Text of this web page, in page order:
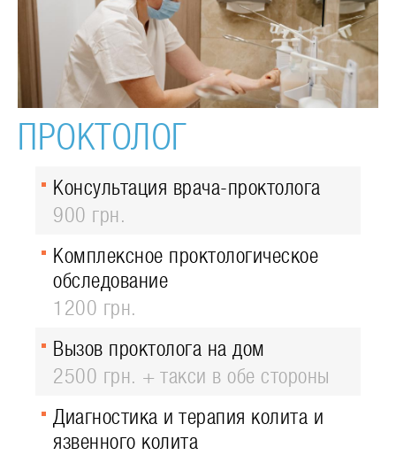
ПРОКТОЛОГ
Консультация врача-проктолога
900 грн.
Комплексное проктологическое
обследование
1200 грн.
Вызов проктолога на дом
2500 грн. + такси в обе стороны
Диагностика и терапия колита и
язвенного колита